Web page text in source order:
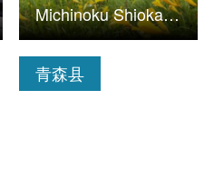
青森县
Michinoku Shiokaze Trail Hachinohe City section